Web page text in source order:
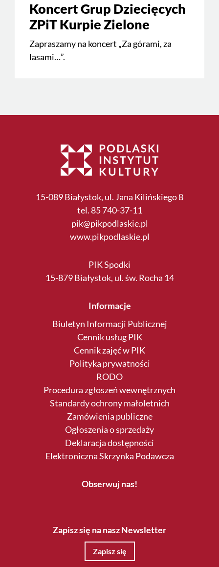
Koncert Grup Dziecięcych
ZPiT Kurpie Zielone
Zapraszamy na koncert „Za górami, za
lasami…”.
15-089 Białystok, ul. Jana Kilińskiego 8
tel. 85 740-37-11
pik@pikpodlaskie.pl
www.pikpodlaskie.pl
PIK Spodki
15-879 Białystok, ul. św. Rocha 14
Informacje
Biuletyn Informacji Publicznej
Cennik usług PIK
Cennik zajęć w PIK
Polityka prywatności
RODO
Procedura zgłoszeń wewnętrznych
Standardy ochrony małoletnich
Zamówienia publiczne
Ogłoszenia o sprzedaży
Deklaracja dostępności
Elektroniczna Skrzynka Podawcza
Obserwuj nas!
Zapisz się na nasz Newsletter
Zapisz się